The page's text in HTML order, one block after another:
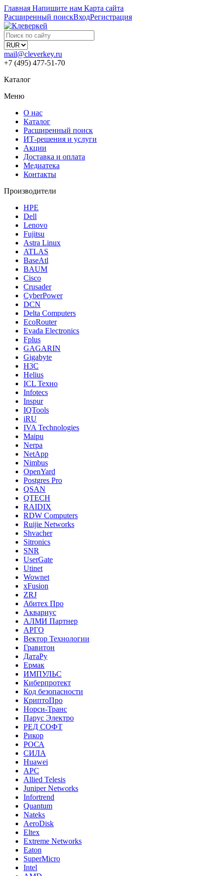
Главная Напишите нам Карта сайта
Расширенный поискВходРегистрация
mail@cleverkey.ru
+7 (495) 477-51-70
Каталог
Меню
О нас
Каталог
Расширенный поиск
ИТ-решения и услуги
Акции
Доставка и оплата
Медиатека
Контакты
Производители
HPE
Dell
Lenovo
Fujitsu
Astra Linux
ATLAS
BaseAtl
BAUM
Cisco
Crusader
CyberPower
DCN
Delta Computers
EcoRouter
Evada Electronics
Fplus
GAGARIN
Gigabyte
H3C
Helius
ICL Техно
Infotecs
Inspur
IQTools
iRU
IVA Technologies
Maipu
Nerpa
NetApp
Nimbus
OpenYard
Postgres Pro
QSAN
QTECH
RAIDIX
RDW Computers
Ruijie Networks
Shvacher
Sitronics
SNR
UserGate
Utinet
Wownet
xFusion
ZRJ
Абитех Про
Аквариус
АЛМИ Партнер
АРГО
Вектор Технологии
Гравитон
ДатаРу
Ермак
ИМПУЛЬС
Киберпротект
Код безопасности
КриптоПро
Норси-Транс
Парус Электро
РЕД СОФТ
Рикор
РОСА
СИЛА
Huawei
APC
Allied Telesis
Juniper Networks
Infortrend
Quantum
Nateks
AeroDisk
Eltex
Extreme Networks
Eaton
SuperMicro
Intel